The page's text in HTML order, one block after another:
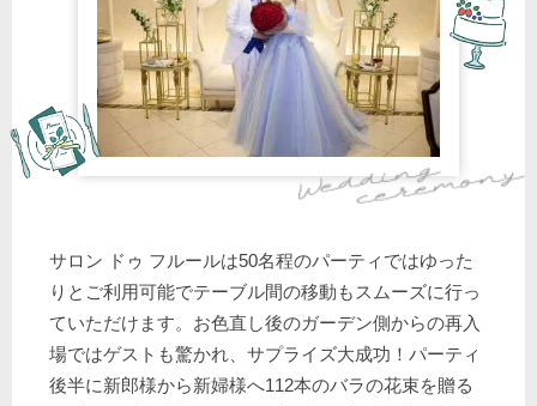
サロン ドゥ フルールは50名程のパーティではゆった
りとご利用可能でテーブル間の移動もスムーズに行っ
ていただけます。お色直し後のガーデン側からの再入
場ではゲストも驚かれ、サプライズ大成功！パーティ
後半に新郎様から新婦様へ112本のバラの花束を贈る